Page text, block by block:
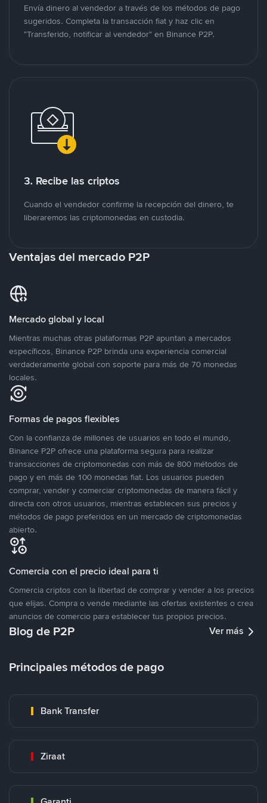
Envía dinero al vendedor a través de los métodos de pago
sugeridos. Completa la transacción fiat y haz clic en
"Transferido, notificar al vendedor" en Binance P2P.
3. Recibe las criptos
Cuando el vendedor confirme la recepción del dinero, te
liberaremos las criptomonedas en custodia.
Ventajas del mercado P2P
Mercado global y local
Mientras muchas otras plataformas P2P apuntan a mercados
específicos, Binance P2P brinda una experiencia comercial
verdaderamente global con soporte para más de 70 monedas
locales.
Formas de pagos flexibles
Con la confianza de millones de usuarios en todo el mundo,
Binance P2P ofrece una plataforma segura para realizar
transacciones de criptomonedas con más de 800 métodos de
pago y en más de 100 monedas fiat. Los usuarios pueden
comprar, vender y comerciar criptomonedas de manera fácil y
directa con otros usuarios, mientras establecen sus precios y
métodos de pago preferidos en un mercado de criptomonedas
abierto.
Comercia con el precio ideal para ti
Comercia criptos con la libertad de comprar y vender a los precios
que elijas. Compra o vende mediante las ofertas existentes o crea
anuncios de comercio para establecer tus propios precios.
Blog de P2P Ver más
Principales métodos de pago
Bank Transfer
Ziraat